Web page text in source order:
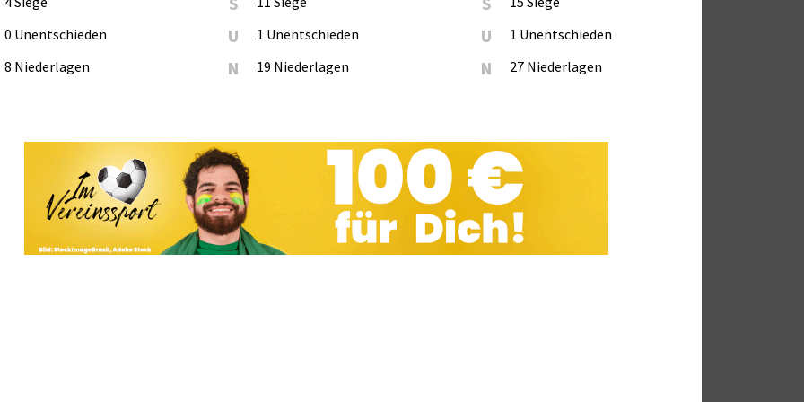
0 Unentschieden
8 Niederlagen
U 1 Unentschieden
N 19 Niederlagen
U 1 Unentschieden
N 27 Niederlagen